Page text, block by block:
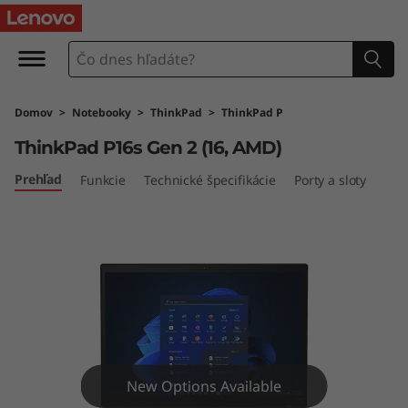
T
h
n
k
Domov > Notebooky > ThinkPad > ThinkPad P
ThinkPad P16s Gen 2 (16, AMD)
Prehľad Funkcie Technické špecifikácie Porty a sloty
New Options Available